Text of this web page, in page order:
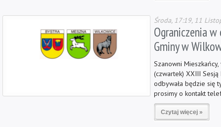
Środa, 17:19, 11
Ograniczenia
Gminy w
Szanowni
(czwartek) XXIII Sesją
odbywała będzie się
prosimy o kontakt
Czytaj więcej »